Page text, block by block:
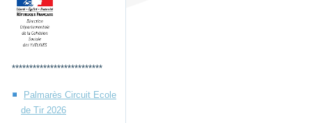
**************************
Palmarès Circuit Ecole
de Tir 2026